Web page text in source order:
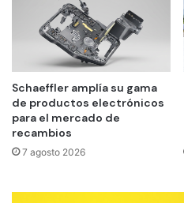
Schaeffler amplía su gama
de productos electrónicos
para el mercado de
recambios
7 agosto 2026